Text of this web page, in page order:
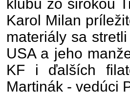
klubu zo širokou
Karol Milan
materiály sa
USA a jeho
KF i ďalších
Martinák - vedúci